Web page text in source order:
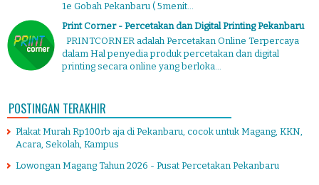
1e Gobah Pekanbaru ( 5menit...
Print Corner - Percetakan dan Digital Printing Pekanbaru
PRINTCORNER adalah Percetakan Online Terpercaya
dalam Hal penyedia produk percetakan dan digital
printing secara online yang berloka...
POSTINGAN TERAKHIR
Plakat Murah Rp100rb aja di Pekanbaru, cocok untuk Magang, KKN,
Acara, Sekolah, Kampus
Lowongan Magang Tahun 2026 - Pusat Percetakan Pekanbaru